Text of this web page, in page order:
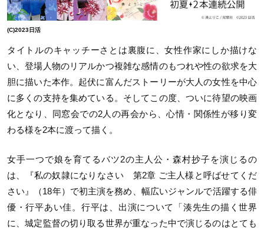
(C)2023日活
タイトルのキャッチーさとは裏腹に、女性作家にしか描けな
い、登場人物のリアルかつ複雑な感情のもつれや性の欲求を大
胆に描いた本作。起伏に富んだストーリーが大人の女性を中心
に多くの支持を集めている。そしてこの度、ついに待望の映画
化となり、同窓会での2人の再会から、心情・関係性が移り変
わる様を2本に渡って描く。
女手一つで娘を育てるバツ2の主人公・森村抄子を演じるの
は、『私の奴隷になりなさい 第2章 ご主人様と呼ばせてくだ
さい』（18年）で初主演を務め、幅広いジャンルで活躍する俳
優・行平あい佳。行平は、出演について「湊先生の描く世界
に、城定監督の切り取る世界が重なった中で演じるのはとても